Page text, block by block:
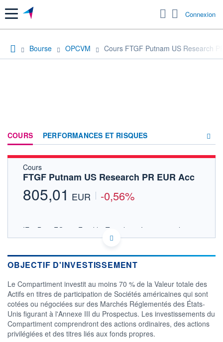
Menu Connexion
Bourse OPCVM Cours FTGF Putnam US Research
COURS PERFORMANCES ET RISQUES
Cours
FTGF Putnam US Research PR EUR Acc
805,01 EUR -0,56%
IE00B241FQ36 - Franklin Templeton International
Services S.à r.l.
Consulter le prospectus / DIC
03/12 06/04
700
800
900
OBJECTIF D'INVESTISSEMENT
Le Compartiment investit au moins 70 % de la Valeur totale des
Actifs en titres de participation de Sociétés américaines qui sont
cotées ou négociées sur des Marchés Réglementés des États-
Unis figurant à l'Annexe III du Prospectus. Les investissements du
Compartiment comprendront des actions ordinaires, des actions
privilégiées et des titres liés aux fonds propres.